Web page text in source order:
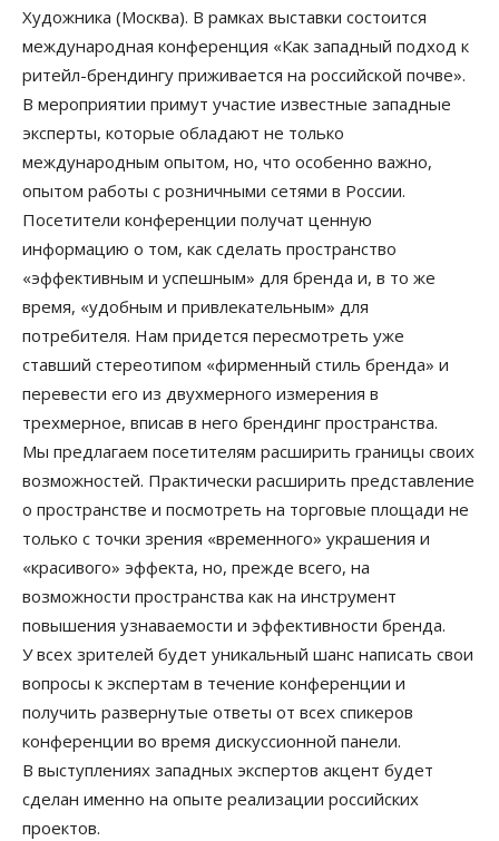
Художника (Москва). В рамках выставки состоится
международная конференция «Как западный подход к
ритейл-брендингу приживается на российской почве».
В мероприятии примут участие известные западные
эксперты, которые обладают не только
международным опытом, но, что особенно важно,
опытом работы с розничными сетями в России.
Посетители конференции получат ценную
информацию о том, как сделать пространство
«эффективным и успешным» для бренда и, в то же
время, «удобным и привлекательным» для
потребителя. Нам придется пересмотреть уже
ставший стереотипом «фирменный стиль бренда» и
перевести его из двухмерного измерения в
трехмерное, вписав в него брендинг пространства.
Мы предлагаем посетителям расширить границы своих
возможностей. Практически расширить представление
о пространстве и посмотреть на торговые площади не
только с точки зрения «временного» украшения и
«красивого» эффекта, но, прежде всего, на
возможности пространства как на инструмент
повышения узнаваемости и эффективности бренда.
У всех зрителей будет уникальный шанс написать свои
вопросы к экспертам в течение конференции и
получить развернутые ответы от всех спикеров
конференции во время дискуссионной панели.
В выступлениях западных экспертов акцент будет
сделан именно на опыте реализации российских
проектов.